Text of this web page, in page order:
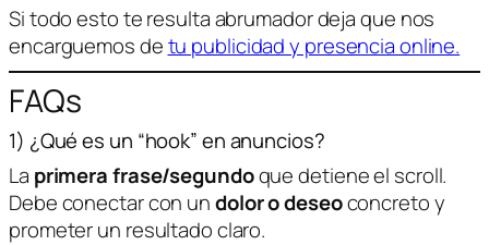
Si todo esto te resulta abrumador deja que nos
encarguemos detu publicidad y presencia online.
FAQs
1) ¿Qué es un “hook” en anuncios?
La primera frase/segundoque detiene el scroll.
Debe conectar con undolor o deseoconcreto y
prometer un resultado claro.